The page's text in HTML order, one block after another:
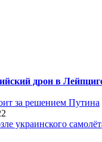
дрон в
за решением Путина
украинского